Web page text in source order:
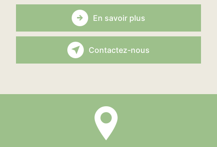
En savoir plus
Contactez-nous